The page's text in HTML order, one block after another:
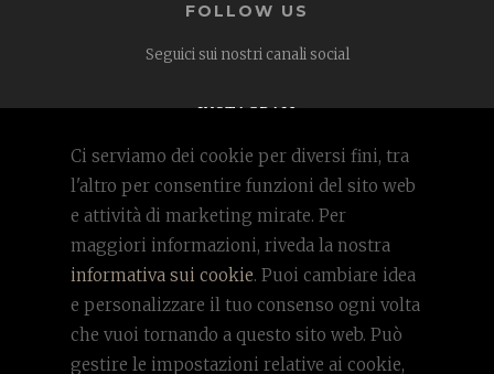
Ci serviamo dei cookie per diversi fini, tra
l'altro per consentire funzioni del sito web
e attività di marketing mirate. Per
maggiori informazioni, riveda la nostra
informativa sui cookie. Puoi cambiare idea
e personalizzare il tuo consenso ogni volta
che vuoi tornando a questo sito web. Può
gestire le impostazioni relative ai cookie,
FOLLOW US
Seguici sui nostri canali social
INSTAGRAM
Regina Bona Sforza Ricevimenti
Consigliato
Restaurant Guru 2020